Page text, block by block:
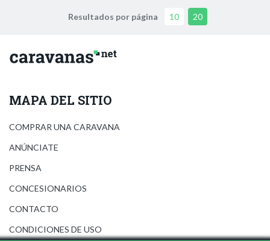
Resultados por página 10 20
MAPA DEL SITIO
COMPRAR UNA CARAVANA
ANÚNCIATE
PRENSA
CONCESIONARIOS
CONTACTO
CONDICIONES DE USO